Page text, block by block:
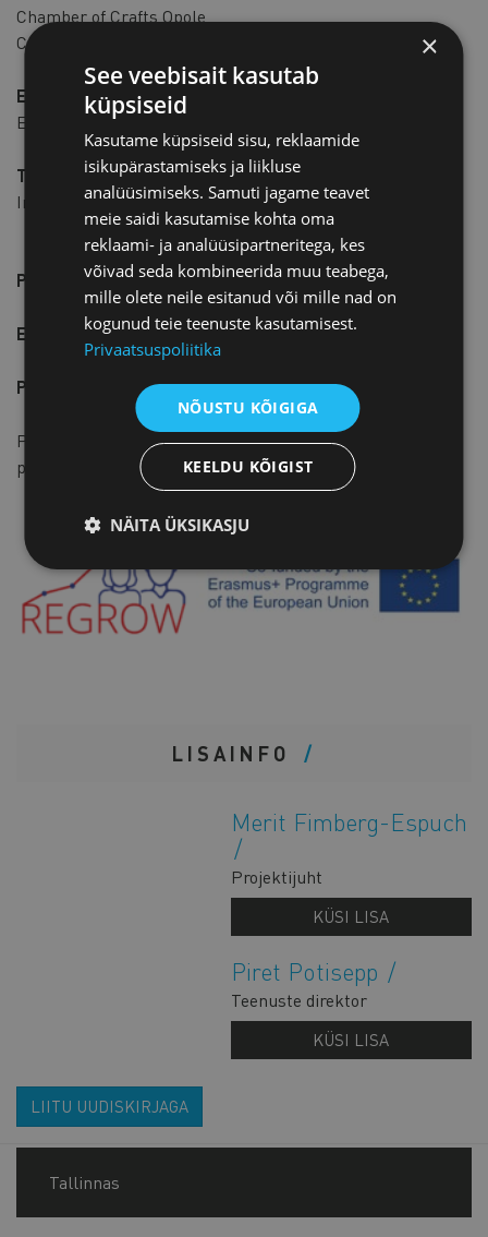
Chamber of Crafts Opole
Chamber of Crafts Poznań
Eesti:
Eesti Kaubandus-Tööstuskoda
Taani:
International Business College
Projekti kestus: 01.09.2020-28.02.2023 (30 kuud)
Eelarve:348 702 €
Projekti koduleht:https://re-grow.eu/
Projekti kaasrahastab Euroopa Liidu ERASMUS+
programm.
LISAINFO
Merit Fimberg-Espuch
Projektijuht
KÜSI LISA
Piret Potisepp
Teenuste direktor
KÜSI LISA
LIITU UUDISKIRJAGA
Tallinnas
×
See veebisait kasutab
küpsiseid
Kasutame küpsiseid sisu, reklaamide
isikupärastamiseks ja liikluse
analüüsimiseks. Samuti jagame teavet
meie saidi kasutamise kohta oma
reklaami- ja analüüsipartneritega, kes
võivad seda kombineerida muu teabega,
mille olete neile esitanud või mille nad on
kogunud teie teenuste kasutamisest.
Privaatsuspoliitika
NÕUSTU KÕIGIGA
KEELDU KÕIGIST
NÄITA ÜKSIKASJU